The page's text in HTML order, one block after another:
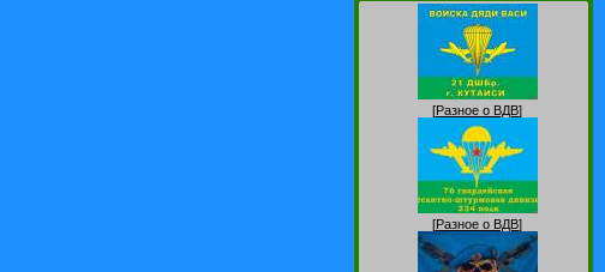
[Разное о ВДВ]
[Разное о ВДВ]